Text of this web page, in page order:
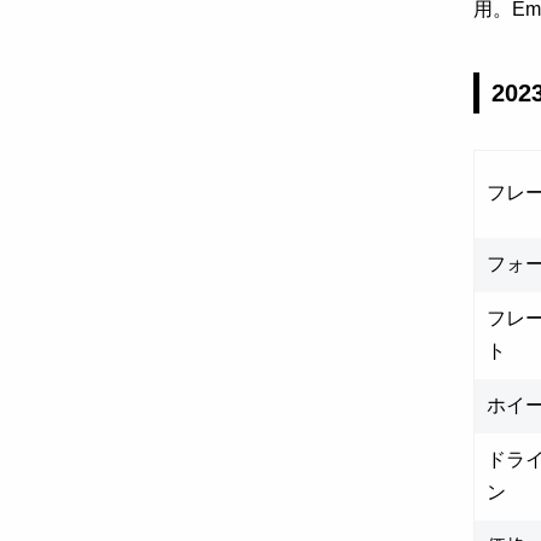
用。
フレ
フォ
フレ
ト
ホイ
ドラ
ン